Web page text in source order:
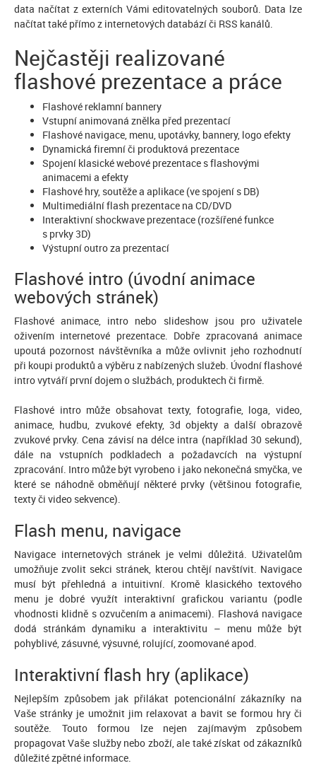
data načítat z externích Vámi editovatelných souborů. Data lze
načítat také přímo z internetových databází či RSS kanálů.
Nejčastěji realizované
flashové prezentace a práce
Flashové reklamní bannery
Vstupní animovaná znělka před prezentací
Flashové navigace, menu, upotávky, bannery, logo efekty
Dynamická firemní či produktová prezentace
Spojení klasické webové prezentace s flashovými
animacemi a efekty
Flashové hry, soutěže a aplikace (ve spojení s DB)
Multimediální flash prezentace na CD/DVD
Interaktivní shockwave prezentace (rozšířené funkce
s prvky 3D)
Výstupní outro za prezentací
Flashové intro (úvodní animace
webových stránek)
Flashové animace, intro nebo slideshow jsou pro uživatele
oživením internetové prezentace. Dobře zpracovaná animace
upoutá pozornost návštěvníka a může ovlivnit jeho rozhodnutí
při koupi produktů a výběru z nabízených služeb. Úvodní flashové
intro vytváří první dojem o službách, produktech či firmě.
Flashové intro může obsahovat texty, fotografie, loga, video,
animace, hudbu, zvukové efekty, 3d objekty a další obrazově
zvukové prvky. Cena závisí na délce intra (například 30 sekund),
dále na vstupních podkladech a požadavcích na výstupní
zpracování. Intro může být vyrobeno i jako nekonečná smyčka, ve
které se náhodně obměňují některé prvky (většinou fotografie,
texty či video sekvence).
Flash menu, navigace
Navigace internetových stránek je velmi důležitá. Uživatelům
umožňuje zvolit sekci stránek, kterou chtějí navštívit. Navigace
musí být přehledná a intuitivní. Kromě klasického textového
menu je dobré využít interaktivní grafickou variantu (podle
vhodnosti klidně s ozvučením a animacemi). Flashová navigace
dodá stránkám dynamiku a interaktivitu – menu může být
pohyblivé, zásuvné, výsuvné, rolující, zoomované apod.
Interaktivní flash hry (aplikace)
Nejlepším způsobem jak přilákat potencionální zákazníky na
Vaše stránky je umožnit jim relaxovat a bavit se formou hry či
soutěže. Touto formou lze nejen zajímavým způsobem
propagovat Vaše služby nebo zboží, ale také získat od zákazníků
důležité zpětné informace.